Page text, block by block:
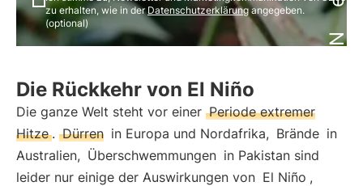
zu erhalten, wie in derDatenschutzerklärungangegeben.
(optional)
Die Rückkehr von El Niño
Die ganze Welt steht vor einer Periode extremer
Hitze . Dürren in Europa und Nordafrika, Brände in
Australien, Überschwemmungen in Pakistan sind
leider nur einige der Auswirkungen von El Niño ,